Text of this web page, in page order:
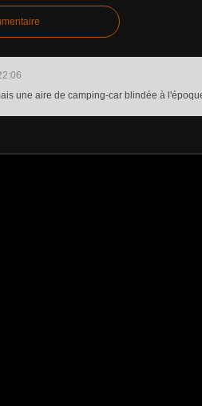
une aire de camping-car blindée à